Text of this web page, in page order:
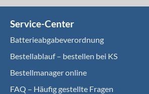
Service-Center
Batterieabgabeverordnung
Bestellablauf – bestellen bei KS
Bestellmanager online
FAQ – Häufig gestellte Fragen